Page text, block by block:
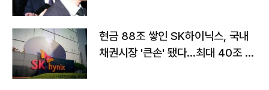
현금 88조 쌓인 SK하이닉스, 국내
채권시장 '큰손' 됐다…최대 40조 투